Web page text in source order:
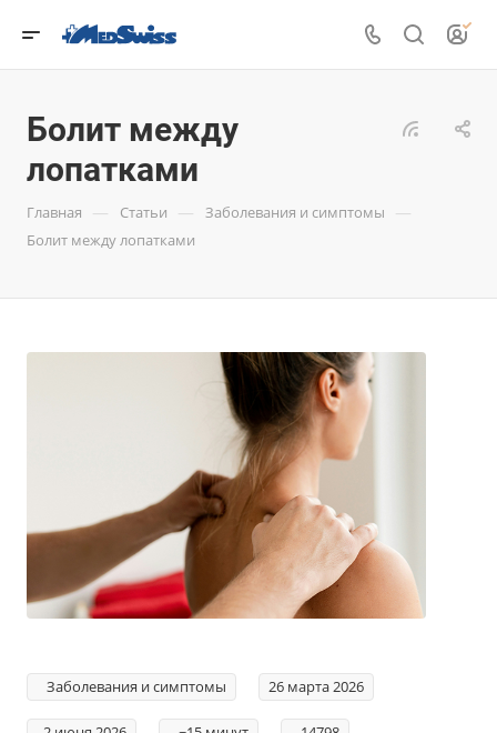
Болит между
лопатками
Главная — Статьи — Заболевания и симптомы —
Болит между лопатками
Заболевания и симптомы 26 марта 2026